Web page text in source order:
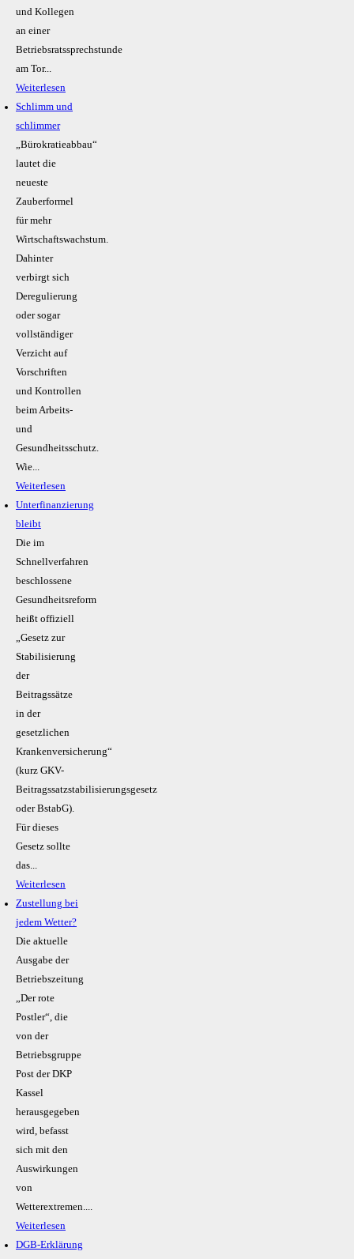
und Kollegen
an einer
Betriebsratssprechstunde
am Tor...
Weiterlesen
Schlimm und
schlimmer
„Bürokratieabbau“
lautet die
neueste
Zauberformel
für mehr
Wirtschaftswachstum.
Dahinter
verbirgt sich
Deregulierung
oder sogar
vollständiger
Verzicht auf
Vorschriften
und Kontrollen
beim Arbeits-
und
Gesundheitsschutz.
Wie...
Weiterlesen
Unterfinanzierung
bleibt
Die im
Schnellverfahren
beschlossene
Gesundheitsreform
heißt offiziell
„Gesetz zur
Stabilisierung
der
Beitragssätze
in der
gesetzlichen
Krankenversicherung“
(kurz GKV-
Beitragssatzstabilisierungsgesetz
oder BstabG).
Für dieses
Gesetz sollte
das...
Weiterlesen
Zustellung bei
jedem Wetter?
Die aktuelle
Ausgabe der
Betriebszeitung
„Der rote
Postler“, die
von der
Betriebsgruppe
Post der DKP
Kassel
herausgegeben
wird, befasst
sich mit den
Auswirkungen
von
Wetterextremen....
Weiterlesen
DGB-Erklärung